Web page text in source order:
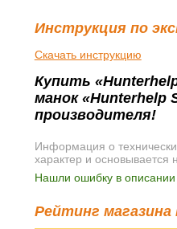
Инструкция по
Скачать инструкцию
Купить
манок «Hunterhelp
производителя!
Информация о
характер и основывается
Нашли ошибку в
Рейтинг магазина